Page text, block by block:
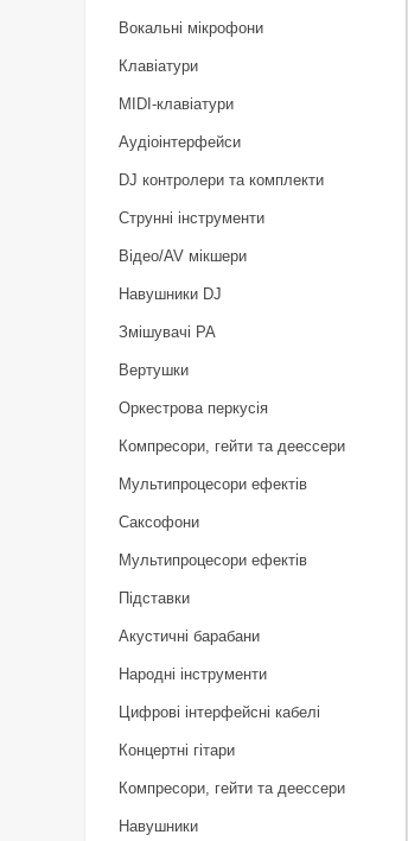
Вокальні мікрофони
Клавіатури
MIDI-клавіатури
Аудіоінтерфейси
DJ контролери та комплекти
Струнні інструменти
Відео/AV мікшери
Навушники DJ
Змішувачі PA
Вертушки
Оркестрова перкусія
Компресори, гейти та деессери
Мультипроцесори ефектів
Саксофони
Мультипроцесори ефектів
Підставки
Акустичні барабани
Народні інструменти
Цифрові інтерфейсні кабелі
Концертні гітари
Компресори, гейти та деессери
Навушники